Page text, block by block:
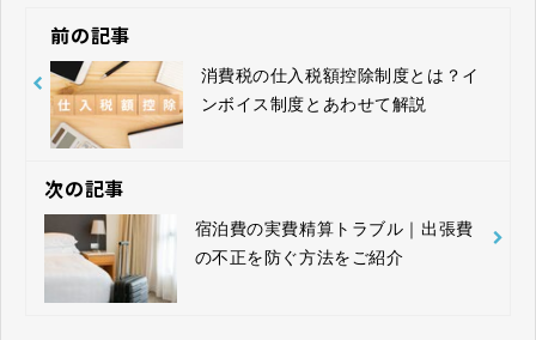
前の記事
消費税の仕入税額控除制度とは？イ
ンボイス制度とあわせて解説
次の記事
宿泊費の実費精算トラブル｜出張費
の不正を防ぐ方法をご紹介